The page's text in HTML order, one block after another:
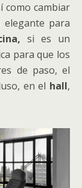
como cambiar
para
si es un
para que los
de paso, el
en el hall,